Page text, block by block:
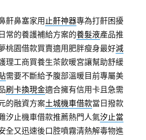
鼾鼻塞家用 止鼾神器專為打鼾困擾
常的養護補給方案的養髮液產品推
桃園借款買賣適用肥胖瘦身最好減
理工商買養生茶飲暖宮讓幫助舒緩
需要不斷給予腹部溫暖目前專屬美
刷卡換現金適合擁有信用卡且急需
的融資方案土城機車借款當日撥款
汐止機車借款推薦熱門人氣汐止當
全又迅速後口腔噴霧清熱解毒物進